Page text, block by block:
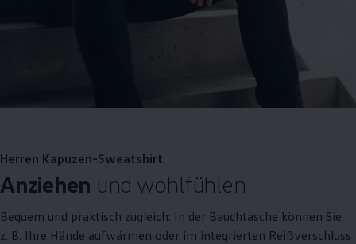
Herren Kapuzen-Sweatshirt
Anziehen und wohlfühlen
Bequem und praktisch zugleich: In der Bauchtasche können Sie
z. B. Ihre Hände aufwärmen oder im integrierten Reißverschluss